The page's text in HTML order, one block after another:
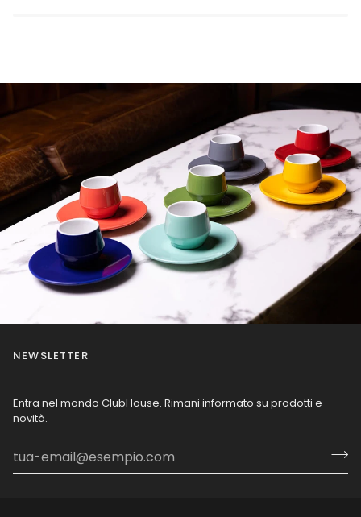
NEWSLETTER
Entra nel mondo ClubHouse. Rimani informato su prodotti e
novità.